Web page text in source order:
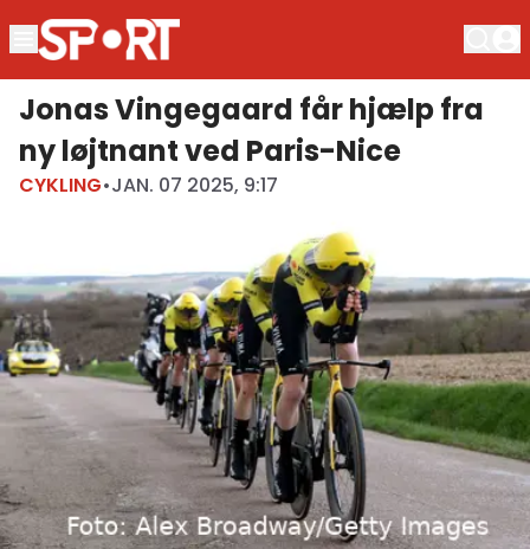
Jonas Vingegaard får hjælp fra
ny løjtnant ved Paris-Nice
CYKLING•JAN. 07 2025, 9:17